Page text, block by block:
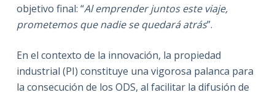
objetivo final: “Al emprender juntos este viaje,
prometemos que nadie se quedará atrás”.
En el contexto de la innovación, la propiedad
industrial (PI) constituye una vigorosa palanca para
la consecución de los ODS, al facilitar la difusión de